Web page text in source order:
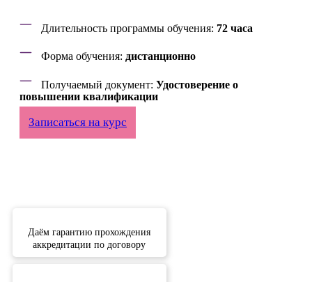
Длительность программы обучения: 72 часа
Форма обучения: дистанционно
Получаемый документ: Удостоверение о
повышении квалификации
Записаться на курс
Даём гарантию прохождения
аккредитации по договору